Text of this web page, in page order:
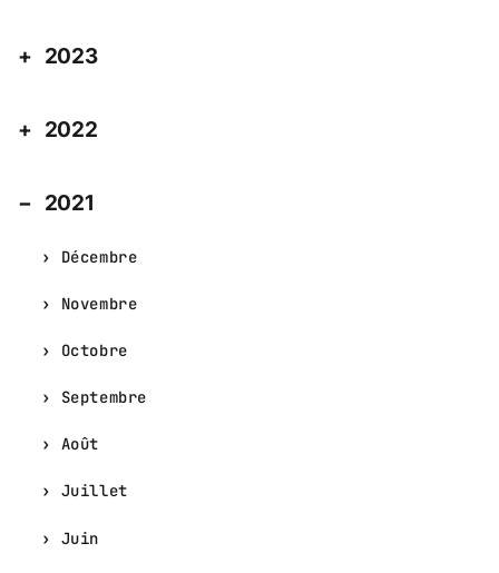
2023
2022
2021
Décembre
Novembre
Octobre
Septembre
Août
Juillet
Juin